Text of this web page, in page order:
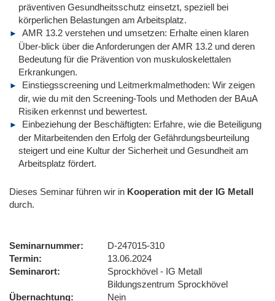
präventiven Gesundheitsschutz einsetzt, speziell bei
körperlichen Belastungen am Arbeitsplatz.
AMR 13.2 verstehen und umsetzen: Erhalte einen klaren
Über-blick über die Anforderungen der AMR 13.2 und deren
Bedeutung für die Prävention von muskuloskelettalen
Erkrankungen.
Einstiegsscreening und Leitmerkmalmethoden: Wir zeigen
dir, wie du mit den Screening-Tools und Methoden der BAuA
Risiken erkennst und bewertest.
Einbeziehung der Beschäftigten: Erfahre, wie die Beteiligung
der Mitarbeitenden den Erfolg der Gefährdungsbeurteilung
steigert und eine Kultur der Sicherheit und Gesundheit am
Arbeitsplatz fördert.
Dieses Seminar führen wir in Kooperation mit der IG Metall
durch.
Seminarnummer
D-247015-310
Termin
13.06.2024
Seminarort
Sprockhövel - IG Metall
Bildungszentrum Sprockhövel
Übernachtung
Nein